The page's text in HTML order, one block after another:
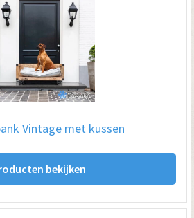
Vintage met kussen
bekijken